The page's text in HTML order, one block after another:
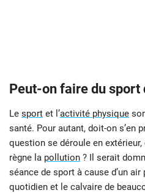
Peut-on faire du sport
Le sport et l’activité physique
santé. Pour autant, doit-on s’en
question se déroule en
règne la pollution ? Il serait
séance de sport à cause d’un
quotidien et le calvaire de